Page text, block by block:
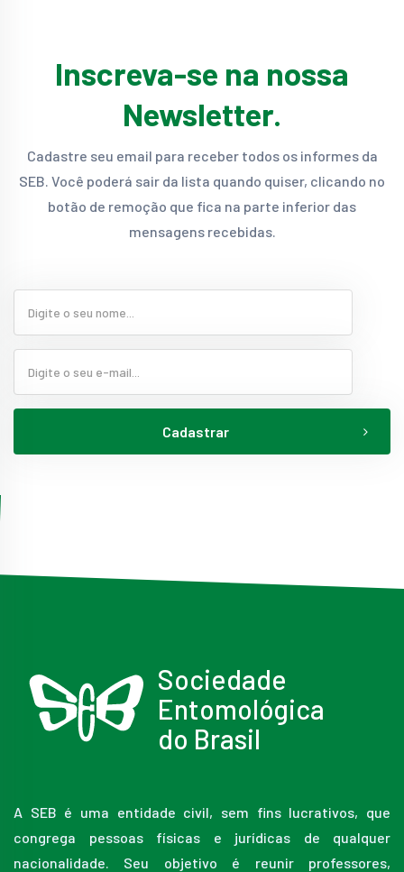
Inscreva-se na nossa
Newsletter.
Cadastre seu email para receber todos os informes da
SEB. Você poderá sair da lista quando quiser, clicando no
botão de remoção que fica na parte inferior das
mensagens recebidas.
Cadastrar
Sociedade
Entomológica
do Brasil
A SEB é uma entidade civil, sem fins lucrativos, que
congrega pessoas físicas e jurídicas de qualquer
nacionalidade. Seu objetivo é reunir professores,